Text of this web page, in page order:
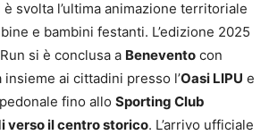
è svolta l’ultima animazione territoriale
e bambini festanti. L’edizione 2025
si è conclusa a Benevento con
insieme ai cittadini presso l’Oasi LIPU e
fino allo Sporting Club
verso il centro storico. L’arrivo ufficiale